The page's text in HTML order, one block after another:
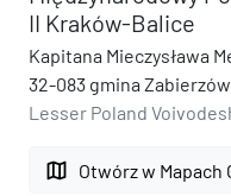
II Kraków-Balice
Kapitana Mieczysława
32-083 gmina Zabierzów
Lesser Poland
map Otwórz w Mapach